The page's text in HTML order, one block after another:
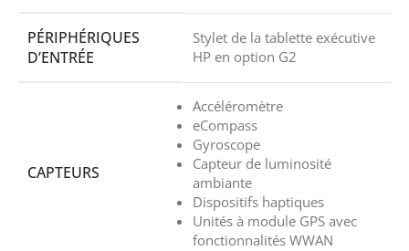
PÉRIPHÉRIQUES
D’ENTRÉE
Stylet de la tablette exécutive
HP en option G2
CAPTEURS
Accéléromètre
eCompass
Gyroscope
Capteur de luminosité
ambiante
Dispositifs haptiques
Unités à module GPS avec
fonctionnalités WWAN